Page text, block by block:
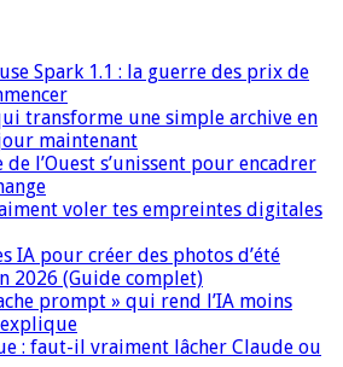
Spark 1.1 : la guerre des prix de
transforme une simple archive en
maintenant
l’Ouest s’unissent pour encadrer
voler tes empreintes digitales
IA pour créer des photos d’été
2026 (Guide complet)
prompt » qui rend l’IA moins
explique
: faut-il vraiment lâcher Claude ou